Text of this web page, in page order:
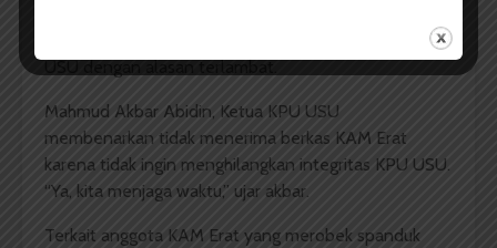
Mahmud Akbar Abidin, Ketua KPU USU
membenarkan tidak menerima berkas KAM Erat
karena tidak ingin menghilangkan integritas KPU USU.
“Ya, kita menjaga waktu,” ujar akbar.
Terkait anggota KAM Erat yang merobek spanduk